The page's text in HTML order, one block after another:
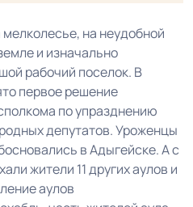
на неудобной
и изначально
рабочий поселок. В
первое решение
по упразднению
депутатов. Уроженцы
в Адыгейске. А с
жители 11 других аулов и
аулов